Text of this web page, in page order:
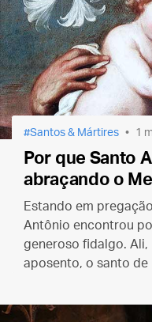
Santos & Mártires 1
Por que Santo
abraçando o
Estando em
Antônio encontrou
generoso fidalgo. Ali,
aposento, o santo